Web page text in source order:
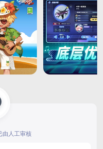
由人工审核